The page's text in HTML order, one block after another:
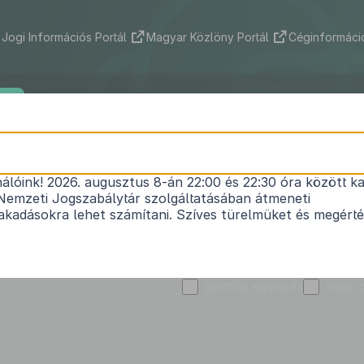
Információs Portál Magyar Közlöny Portál
Istvándi Község
Szó vagy kifejezés
2026. augusztus 8-án 22:00 és 22:30 óra között
Jogszabálytár szolgáltatásában átmeneti
lehet számítani. Szíves türelmüket és